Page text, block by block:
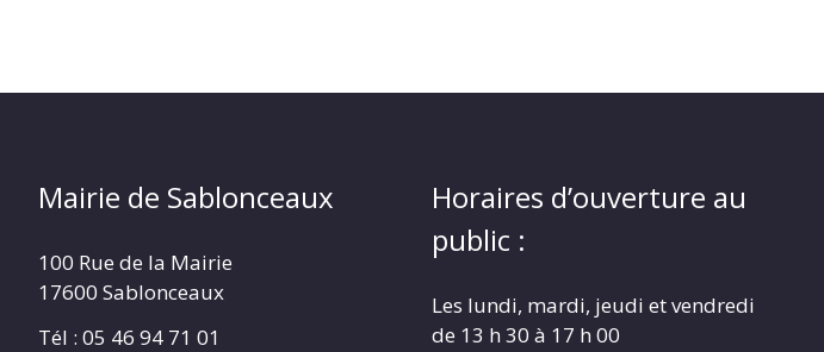
Mairie de Sablonceaux
100 Rue de la Mairie
17600 Sablonceaux
Tél : 05 46 94 71 01
Horaires d’ouverture au
public :
Les lundi, mardi, jeudi et vendredi
de 13 h 30 à 17 h 00